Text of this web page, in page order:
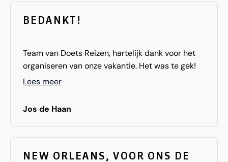
BEDANKT!
Team van Doets Reizen, hartelijk dank voor het
organiseren van onze vakantie. Het was te gek!
Lees meer
Jos de Haan
NEW ORLEANS, VOOR ONS DE